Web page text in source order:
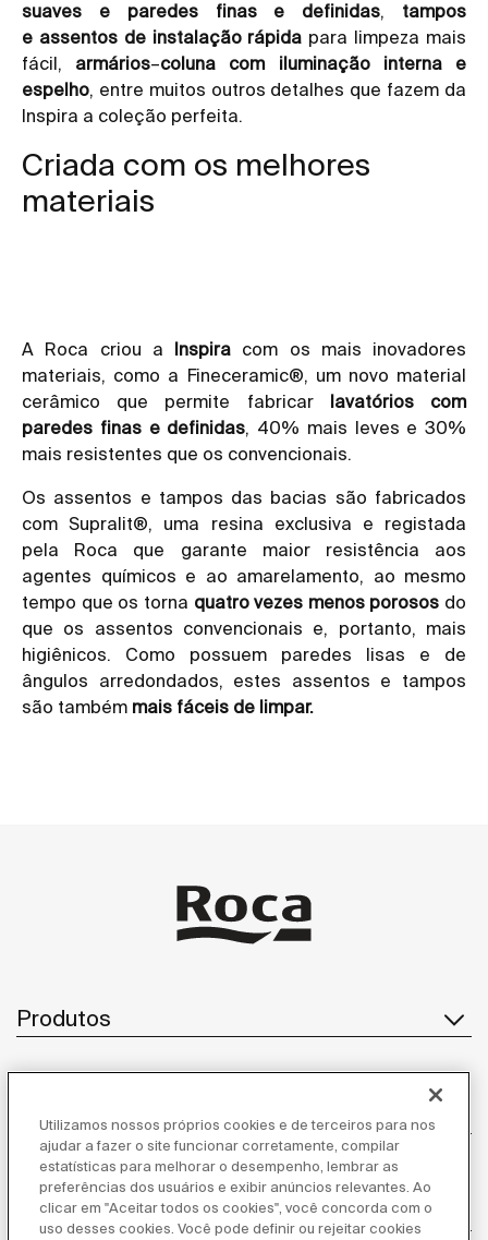
suaves e paredes finas e definidas, tampos
e assentos de instalação rápida para limpeza mais
fácil, armários–coluna com iluminação interna e
espelho, entre muitos outros detalhes que fazem da
Inspira a coleção perfeita.
Criada com os melhores
materiais
A Roca criou a Inspira com os mais inovadores
materiais, como a Fineceramic®, um novo material
cerâmico que permite fabricar
lavatórios com
paredes finas e definidas, 40% mais leves e 30%
mais resistentes que os convencionais.
Os assentos e tampos das bacias são fabricados
com Supralit®, uma resina exclusiva e registada
pela Roca que garante maior resistência aos
agentes químicos e ao amarelamento, ao mesmo
tempo que os torna quatro vezes menos porosos do
que os assentos convencionais e, portanto, mais
higiênicos. Como possuem paredes lisas e de
ângulos arredondados, estes assentos e tampos
são também mais fáceis de limpar.
Produtos
Atendimento ao cliente
Sobre nós
Utilizamos nossos próprios cookies e de terceiros para nos
ajudar a fazer o site funcionar corretamente, compilar
estatísticas para melhorar o desempenho, lembrar as
preferências dos usuários e exibir anúncios relevantes. Ao
clicar em "Aceitar todos os cookies", você concorda com o
uso desses cookies. Você pode definir ou rejeitar cookies